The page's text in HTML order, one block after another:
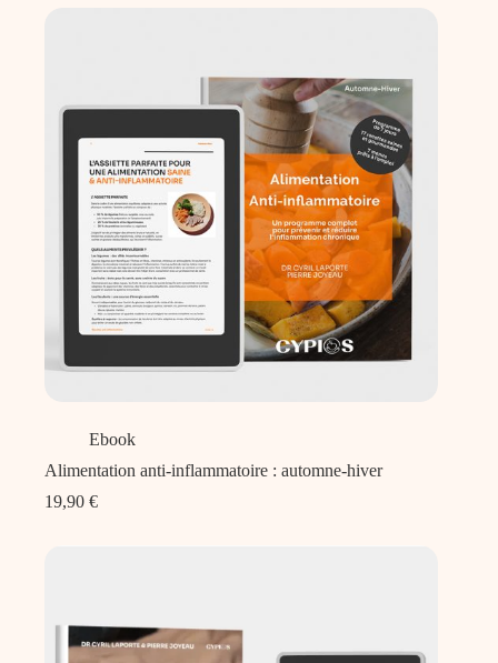
Ebook
Alimentation anti-inflammatoire : automne-hiver
19,90 €